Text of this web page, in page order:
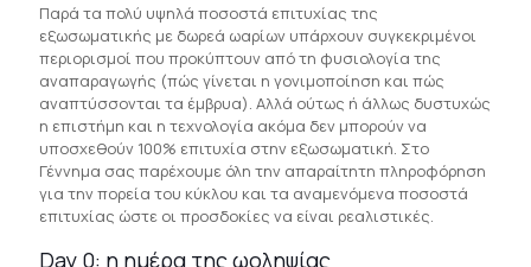
Παρά τα πολύ υψηλά ποσοστά επιτυχίας της
εξωσωματικής με δωρεά ωαρίων υπάρχουν συγκεκριμένοι
περιορισμοί που προκύπτουν από τη φυσιολογία της
αναπαραγωγής (πώς γίνεται η γονιμοποίηση και πώς
αναπτύσσονται τα έμβρυα). Αλλά ούτως ή άλλως δυστυχώς
η επιστήμη και η τεχνολογία ακόμα δεν μπορούν να
υποσχεθούν 100% επιτυχία στην εξωσωματική. Στο
Γέννημα σας παρέχουμε όλη την απαραίτητη πληροφόρηση
για την πορεία του κύκλου και τα αναμενόμενα ποσοστά
επιτυχίας ώστε οι προσδοκίες να είναι ρεαλιστικές.
Day 0: η ημέρα της ωοληψίας